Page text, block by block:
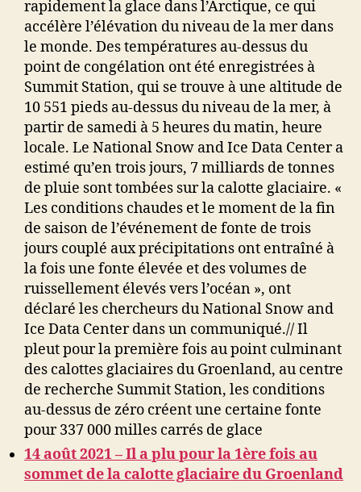
rapidement la glace dans l’Arctique, ce qui
accélère l’élévation du niveau de la mer dans
le monde. Des températures au-dessus du
point de congélation ont été enregistrées à
Summit Station, qui se trouve à une altitude de
10 551 pieds au-dessus du niveau de la mer, à
partir de samedi à 5 heures du matin, heure
locale. Le National Snow and Ice Data Center a
estimé qu’en trois jours, 7 milliards de tonnes
de pluie sont tombées sur la calotte glaciaire. «
Les conditions chaudes et le moment de la fin
de saison de l’événement de fonte de trois
jours couplé aux précipitations ont entraîné à
la fois une fonte élevée et des volumes de
ruissellement élevés vers l’océan », ont
déclaré les chercheurs du National Snow and
Ice Data Center dans un communiqué.//Il
pleut pour la première fois au point culminant
des calottes glaciaires du Groenland, au centre
de recherche Summit Station, les conditions
au-dessus de zéro créent une certaine fonte
pour 337 000 milles carrés de glace
14 août 2021 – Il a plu pour la 1ère fois au
sommet de la calotte glaciaire du Groenland